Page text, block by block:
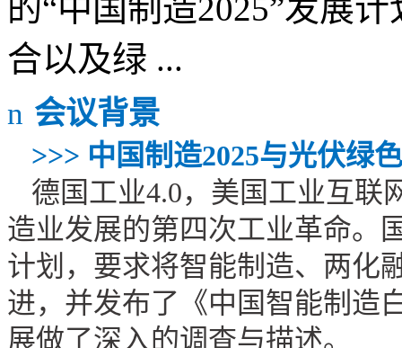
的“中国制造2025”发展
合以及绿 ...
n 会议背景
>>> 中国制造2025与光伏绿
德国工业4.0，美国工业互联
造业发展的第四次工业革命。
计划，要求将智能制造、两化
进，并发布了《中国智能制造
展做了深入的调查与描述。